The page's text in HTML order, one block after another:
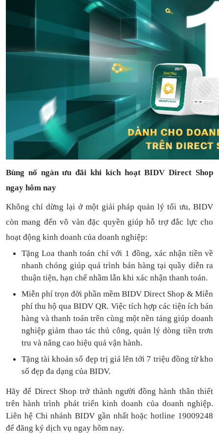
Bùng nổ ngàn ưu đãi khi kích hoạt BIDV Direct Shop
ngay hôm nay
Không chỉ dừng lại ở một giải pháp quản lý tối ưu, BIDV
còn mang đến vô vàn đặc quyền giúp hỗ trợ đắc lực cho
hoạt động kinh doanh của doanh nghiệp:
Tặng Loa thanh toán chỉ với 1đồng, xác nhận tiền về
nhanh chóng giúp quá trình bán hàng tại quầy diễn ra
thuận tiện, hạn chế nhầm lẫn khi xác nhận thanh toán.
Miễn phí trọn đời phần mềm BIDV Direct Shop & Miễn
phí thu hộ qua BIDV QR. Việc tích hợp các tiện ích bán
hàng và thanh toántrên cùng một nền tảng giúp doanh
nghiệp giảm thao tác thủ công, quản lý dòng tiền trơn
tru và nâng cao hiệu quả vận hành.
Tặngtài khoản số đẹp trị giá lên tới 7 triệu đồng từ kho
số đẹp đa dạng của BIDV.
Hãy để Direct Shop trở thành người đồng hành thân thiết
trên hành trình phát triển kinh doanh của doanh nghiệp.
Liên hệ Chi nhánh BIDV gần nhất hoặc hotline 19009248
để đăng ký dịch vụ ngay hôm nay.